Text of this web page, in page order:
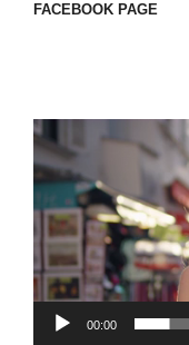
FACEBOOK PAGE
動
画
プ
レ
ー
ヤ
ー
00:00